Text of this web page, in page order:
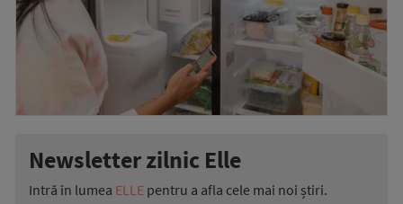
Newsletter zilnic Elle
Intră în lumea ELLE pentru a afla cele mai noi știri.